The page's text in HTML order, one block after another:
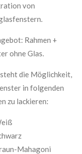
von
Rahmen +
ohne Glas.
die Möglichkeit,
in folgenden
zu lackieren:
Mahagoni